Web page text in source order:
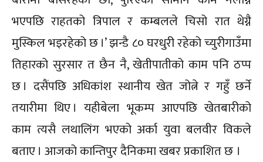
भएपछि राहतको त्रिपाल र कम्बलले चिसो रात थेग्नै
मुस्किल भइरहेको छ ।’ झन्डै ८० घरधुरी रहेको च्युरीगाउँमा
तिहारको सुरसार त छैन नै, खेतीपातीको काम पनि ठप्प
छ । दसैंपछि अधिकांश स्थानीय खेत जोत्ने र गहुँ छर्ने
तयारीमा थिए । यहीबेला भूकम्प आएपछि खेतबारीको
काम त्यसै लथालिंग भएको अर्का युवा बलवीर विकले
बताए । आजको कान्तिपुर दैनिकमा खबर प्रकाशित छ ।